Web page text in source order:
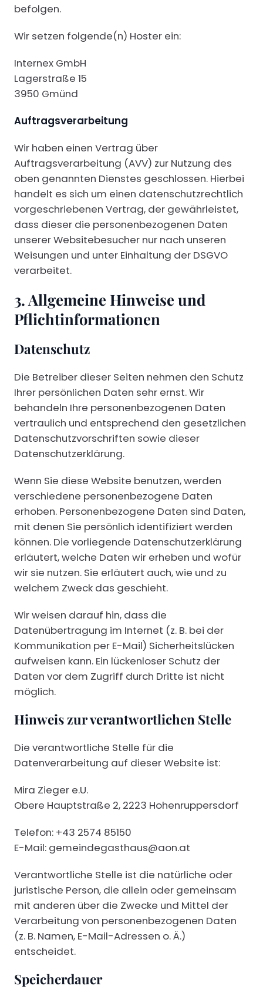
befolgen.
Wir setzen folgende(n) Hoster ein:
Internex GmbH
Lagerstraße 15
3950 Gmünd
Auftragsverarbeitung
Wir haben einen Vertrag über
Auftragsverarbeitung (AVV) zur Nutzung des
oben genannten Dienstes geschlossen. Hierbei
handelt es sich um einen datenschutzrechtlich
vorgeschriebenen Vertrag, der gewährleistet,
dass dieser die personenbezogenen Daten
unserer Websitebesucher nur nach unseren
Weisungen und unter Einhaltung der DSGVO
verarbeitet.
3. Allgemeine Hinweise und
Pflicht­informationen
Datenschutz
Die Betreiber dieser Seiten nehmen den Schutz
Ihrer persönlichen Daten sehr ernst. Wir
behandeln Ihre personenbezogenen Daten
vertraulich und entsprechend den gesetzlichen
Datenschutzvorschriften sowie dieser
Datenschutzerklärung.
Wenn Sie diese Website benutzen, werden
verschiedene personenbezogene Daten
erhoben. Personenbezogene Daten sind Daten,
mit denen Sie persönlich identifiziert werden
können. Die vorliegende Datenschutzerklärung
erläutert, welche Daten wir erheben und wofür
wir sie nutzen. Sie erläutert auch, wie und zu
welchem Zweck das geschieht.
Wir weisen darauf hin, dass die
Datenübertragung im Internet (z. B. bei der
Kommunikation per E-Mail) Sicherheitslücken
aufweisen kann. Ein lückenloser Schutz der
Daten vor dem Zugriff durch Dritte ist nicht
möglich.
Hinweis zur verantwortlichen Stelle
Die verantwortliche Stelle für die
Datenverarbeitung auf dieser Website ist:
Mira Zieger e.U.
Obere Hauptstraße 2, 2223 Hohenruppersdorf
Telefon: +43 2574 85150
E-Mail: gemeindegasthaus@aon.at
Verantwortliche Stelle ist die natürliche oder
juristische Person, die allein oder gemeinsam
mit anderen über die Zwecke und Mittel der
Verarbeitung von personenbezogenen Daten
(z. B. Namen, E-Mail-Adressen o. Ä.)
entscheidet.
Speicherdauer